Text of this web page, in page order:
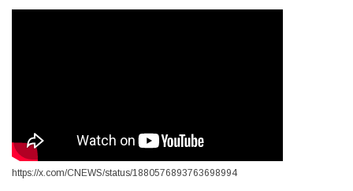
https://x.com/CNEWS/status/1880576893763698994